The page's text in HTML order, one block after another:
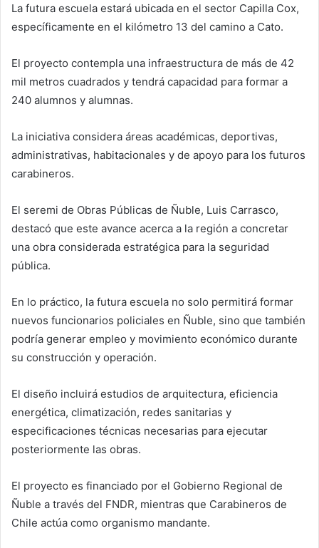
La futura escuela estará ubicada en el sector Capilla Cox,
específicamente en el kilómetro 13 del camino a Cato.
El proyecto contempla una infraestructura de más de 42
mil metros cuadrados y tendrá capacidad para formar a
240 alumnos y alumnas.
La iniciativa considera áreas académicas, deportivas,
administrativas, habitacionales y de apoyo para los futuros
carabineros.
El seremi de Obras Públicas de Ñuble, Luis Carrasco,
destacó que este avance acerca a la región a concretar
una obra considerada estratégica para la seguridad
pública.
En lo práctico, la futura escuela no solo permitirá formar
nuevos funcionarios policiales en Ñuble, sino que también
podría generar empleo y movimiento económico durante
su construcción y operación.
El diseño incluirá estudios de arquitectura, eficiencia
energética, climatización, redes sanitarias y
especificaciones técnicas necesarias para ejecutar
posteriormente las obras.
El proyecto es financiado por el Gobierno Regional de
Ñuble a través del FNDR, mientras que Carabineros de
Chile actúa como organismo mandante.